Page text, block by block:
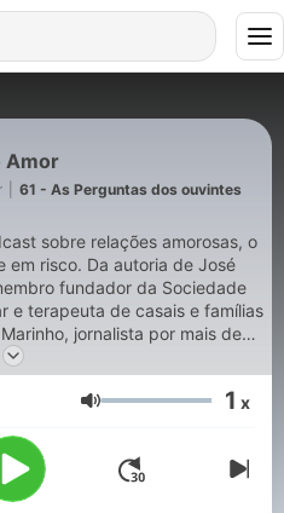
Amor
61 - As Perguntas dos ouvintes
sobre relações amorosas, o
em risco. Da autoria de José
fundador da Sociedade
e terapeuta de casais e famílias
jornalista por mais de
de poesia, este projeto
melhor as relações
do
Daniel Filipe.
Volume 1 x